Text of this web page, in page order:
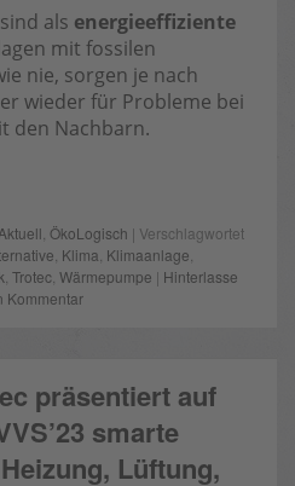
sind als energieeffiziente
mit fossilen
nie, sorgen je nach
wieder für Probleme bei
den Nachbarn.
Aktuell ÖkoLogisch | Verschlagwortet
Klima Klimaanlage
Trotec Wärmepumpe | Hinterlasse
Kommentar
präsentiert auf
smarte
Lüftung,